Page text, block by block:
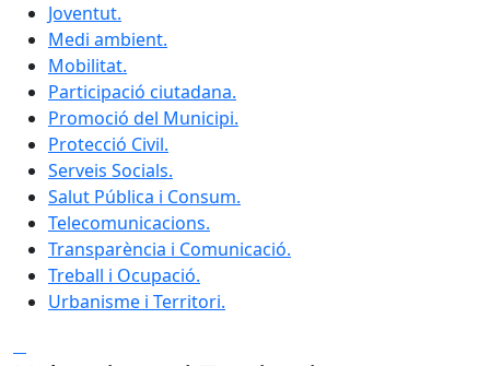
Joventut.
Medi ambient.
Mobilitat.
Participació ciutadana.
Promoció del Municipi.
Protecció Civil.
Serveis Socials.
Salut Pública i Consum.
Telecomunicacions.
Transparència i Comunicació.
Treball i Ocupació.
Urbanisme i Territori.